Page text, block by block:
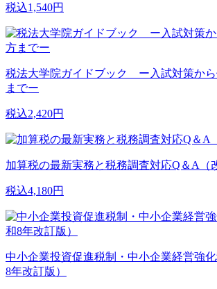
税込1,540円
税法大学院ガイドブック ー入試対策か
までー
税込2,420円
加算税の最新実務と税務調査対応Q＆A（
税込4,180円
中小企業投資促進税制・中小企業経営強
8年改訂版）